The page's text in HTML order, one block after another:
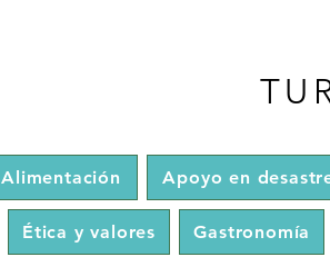
Alimentación Apoyo en
Ética y valores Gastronomía